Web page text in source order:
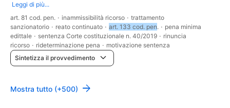
Leggi di più...
art. 81 cod. pen. · inammissibilità ricorso · trattamento
sanzionatorio · reato continuato · art. 133 cod. pen. · pena minima
edittale · sentenza Corte costituzionale n. 40/2019 · rinuncia
ricorso · rideterminazione pena · motivazione sentenza
Sintetizza il provvedimento
Mostra tutto (+500)